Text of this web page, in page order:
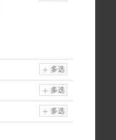
多选
多选
多选